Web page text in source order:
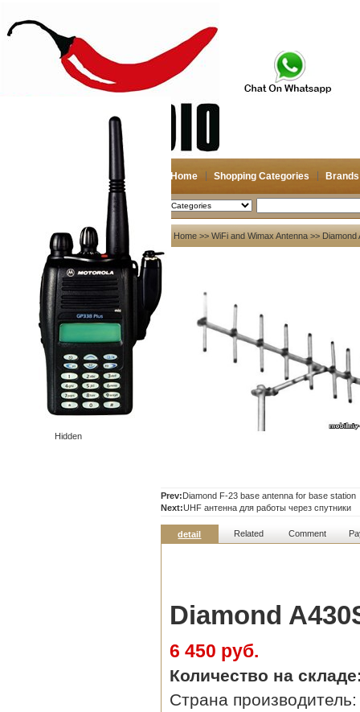
Home Shopping Categories Brands
2026-08-09 Search
Hidden
My account
Register
Login
Shopping Cart(0)
Compare Now(0)
Your Recent History
Home >> WiFi and Wimax Antenna >> Diamond
Prev:Diamond F-23 base antenna for base station
Next:UHF антенна для работы через спутники
detail Related Comment
Diamond
6 450 руб.
Количество на
Страна